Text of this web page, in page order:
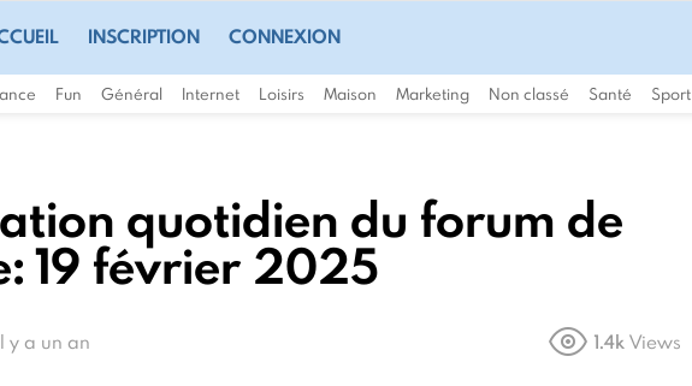
INSCRIPTION CONNEXION
Fun Général Internet Loisirs Maison Marketing Non classé Santé Sport
quotidien du forum de
19 février 2025
y a un an 1.4k Views